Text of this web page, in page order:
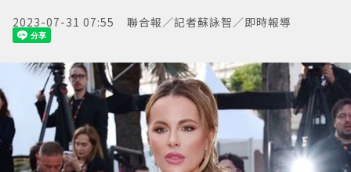
2023-07-31 07:55 聯合報／記者蘇詠智／即時報導